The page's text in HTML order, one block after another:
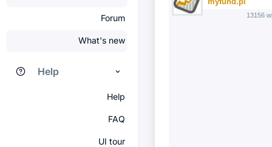
Forum
What's new
Help
Help
FAQ
UI tour
13156